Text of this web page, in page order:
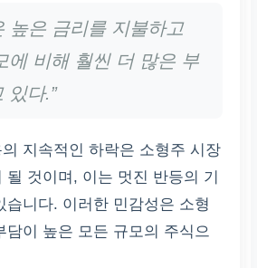
높은 금리를 지불하고
에 비해 훨씬 더 많은 부
있다.”
지속적인 하락은 소형주 시장
될 것이며, 이는 멋진 반등의 기
습니다. 이러한 민감성은 소형
담이 높은 모든 규모의 주식으